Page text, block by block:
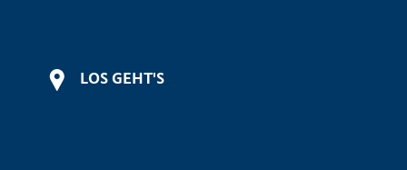
LOS GEHT'S